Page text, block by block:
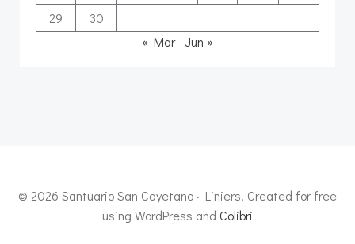
29
30
« Mar
Jun »
© 2026 Santuario San Cayetano · Liniers. Created for free
using WordPress and Colibri